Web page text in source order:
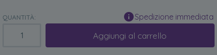
QUANTITÀ: Spedizione immediata
Aggiungi al carrello